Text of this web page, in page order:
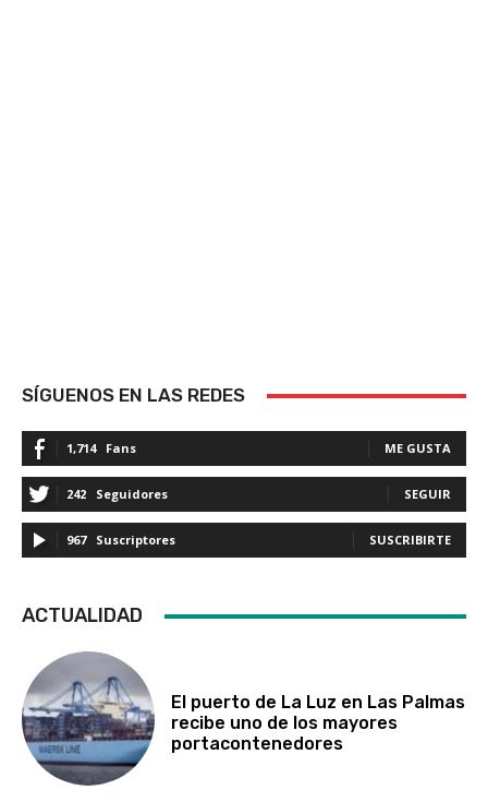
SÍGUENOS EN LAS REDES
1,714 Fans ME GUSTA
242 Seguidores SEGUIR
967 Suscriptores SUSCRIBIRTE
ACTUALIDAD
El puerto de La Luz en Las Palmas
recibe uno de los mayores
portacontenedores